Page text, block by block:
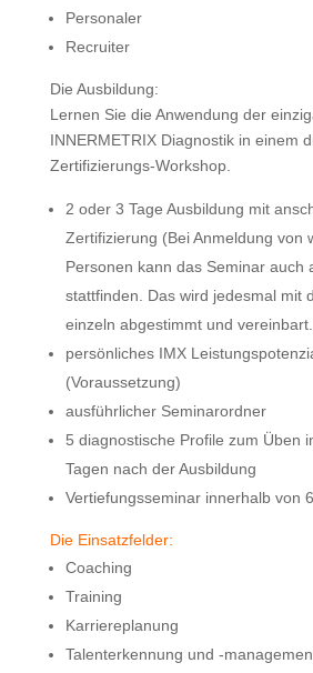
Personaler
Recruiter
Die Ausbildung:
Lernen Sie die Anwendung der
INNERMETRIX Diagnostik in einem
Zertifizierungs-Workshop.
2 oder 3 Tage Ausbildung mit
Zertifizierung (Bei Anmeldung von
Personen kann das Seminar auch
stattfinden. Das wird jedesmal mit
einzeln abgestimmt und
persönliches IMX
(Voraussetzung)
ausführlicher Seminarordner
5 diagnostische Profile zum Üben
Tagen nach der Ausbildung
Vertiefungsseminar innerhalb von
Die Einsatzfelder:
Coaching
Training
Karriereplanung
Talenterkennung und -